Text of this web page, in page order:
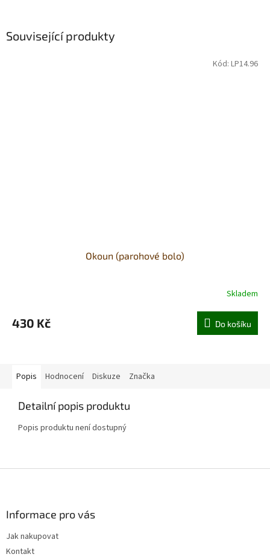
Související produkty
Okoun (parohové bolo)
Skladem
430 Kč Do košíku
Kód: LP14.96
Popis Hodnocení Diskuze Značka
Detailní popis produktu
Popis produktu není dostupný
Informace pro vás
Jak nakupovat
Kontakt